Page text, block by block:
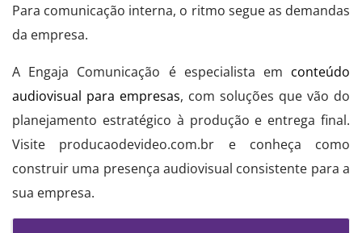
Para comunicação interna, o ritmo segue as demandas
da empresa.
A Engaja Comunicação é especialista em conteúdo
audiovisual para empresas, com soluções que vão do
planejamento estratégico à produção e entrega final.
Visite producaodevideo.com.br e conheça como
construir uma presença audiovisual consistente para a
sua empresa.